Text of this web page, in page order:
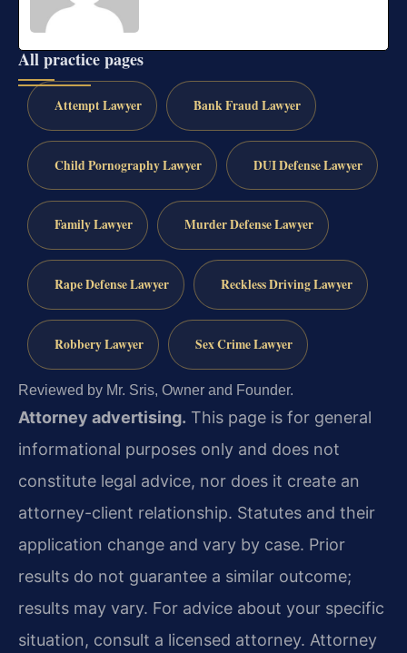
All practice pages
Attempt Lawyer Bank Fraud Lawyer
Child Pornography Lawyer DUI Defense Lawyer
Family Lawyer Murder Defense Lawyer
Rape Defense Lawyer Reckless Driving Lawyer
Robbery Lawyer Sex Crime Lawyer
Reviewed by Mr. Sris, Owner and Founder.
Attorney advertising. This page is for general
informational purposes only and does not
constitute legal advice, nor does it create an
attorney-client relationship. Statutes and their
application change and vary by case. Prior
results do not guarantee a similar outcome;
results may vary. For advice about your specific
situation, consult a licensed attorney. Attorney